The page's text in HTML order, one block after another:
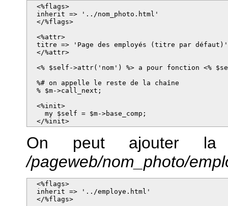
  <%flags>
  inherit => '../nom_photo.html'
  </%flags>
  <%attr>
  titre => 'Page des employés (titre par défaut)'
  </%attr>
<% $self->attr('nom') %> a pour fonction <%
  %# on appelle le reste de la chaîne
  % $m->call_next;
  <%init>
    my $self = $m->base_comp;
  </%init>
On peut ajouter la
/pageweb/nom_photo/
  <%flags>
  inherit => '../employe.html'
  </%flags>